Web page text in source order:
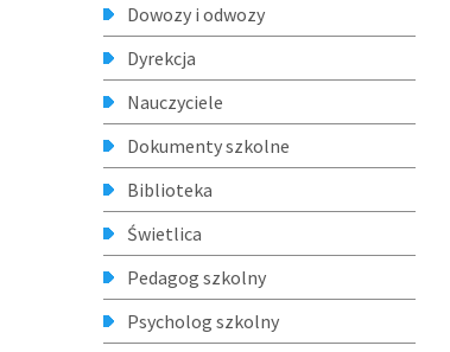
Dowozy i odwozy
Dyrekcja
Nauczyciele
Dokumenty szkolne
Biblioteka
Świetlica
Pedagog szkolny
Psycholog szkolny